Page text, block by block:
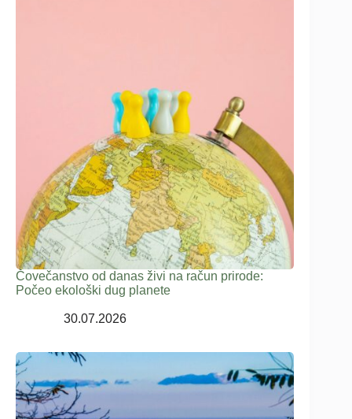
Čovečanstvo od danas živi na račun prirode:
Počeo ekološki dug planete
30.07.2026